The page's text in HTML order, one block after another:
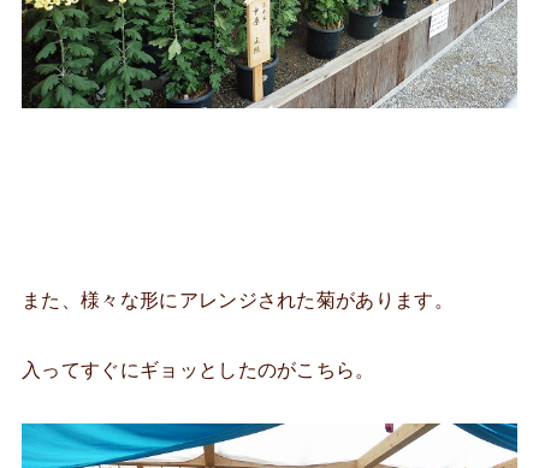
また、様々な形にアレンジされた菊があります。
入ってすぐにギョッとしたのがこちら。